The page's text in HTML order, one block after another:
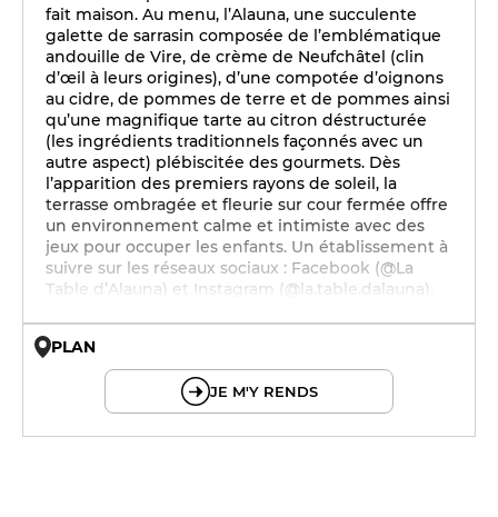
fait maison. Au menu, l’Alauna, une succulente
galette de sarrasin composée de l’emblématique
andouille de Vire, de crème de Neufchâtel (clin
d’œil à leurs origines), d’une compotée d’oignons
au cidre, de pommes de terre et de pommes ainsi
qu’une magnifique tarte au citron déstructurée
(les ingrédients traditionnels façonnés avec un
autre aspect) plébiscitée des gourmets. Dès
l’apparition des premiers rayons de soleil, la
terrasse ombragée et fleurie sur cour fermée offre
un environnement calme et intimiste avec des
jeux pour occuper les enfants. Un établissement à
suivre sur les réseaux sociaux : Facebook (@La
Table d’Alauna) et Instagram (@la.table.dalauna).
PLAN
JE M'Y RENDS